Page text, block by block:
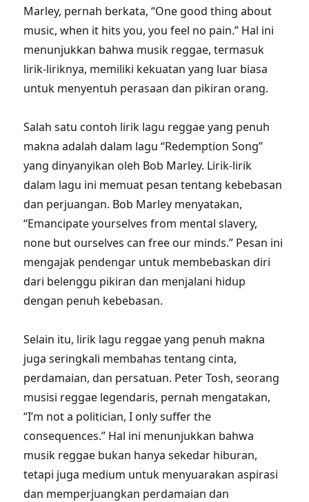
Marley, pernah berkata, “One good thing about
music, when it hits you, you feel no pain.” Hal ini
menunjukkan bahwa musik reggae, termasuk
lirik-liriknya, memiliki kekuatan yang luar biasa
untuk menyentuh perasaan dan pikiran orang.
Salah satu contoh lirik lagu reggae yang penuh
makna adalah dalam lagu “Redemption Song”
yang dinyanyikan oleh Bob Marley. Lirik-lirik
dalam lagu ini memuat pesan tentang kebebasan
dan perjuangan. Bob Marley menyatakan,
“Emancipate yourselves from mental slavery,
none but ourselves can free our minds.” Pesan ini
mengajak pendengar untuk membebaskan diri
dari belenggu pikiran dan menjalani hidup
dengan penuh kebebasan.
Selain itu, lirik lagu reggae yang penuh makna
juga seringkali membahas tentang cinta,
perdamaian, dan persatuan. Peter Tosh, seorang
musisi reggae legendaris, pernah mengatakan,
“I’m not a politician, I only suffer the
consequences.” Hal ini menunjukkan bahwa
musik reggae bukan hanya sekedar hiburan,
tetapi juga medium untuk menyuarakan aspirasi
dan memperjuangkan perdamaian dan